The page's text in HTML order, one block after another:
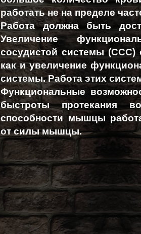
работать не на пределе
Работа должна быть
Увеличение
сосудистой системы (ССС)
как и увеличение
системы. Работа этих
Функциональные
быстроты протекания
способности мышцы
от силы мышцы.